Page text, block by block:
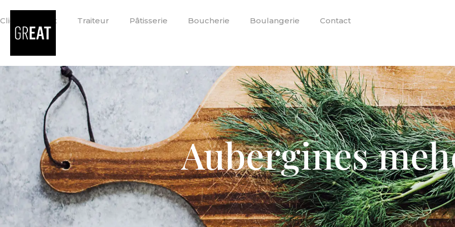
Click & Collect Traiteur Pâtisserie Boucherie Boulangerie Contact
Aubergines